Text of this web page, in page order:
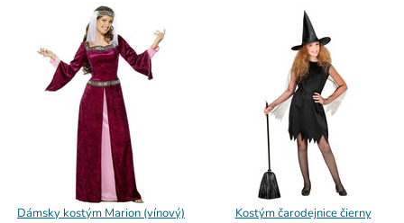
Dámsky kostým Marion (vínový)
Kostým čarodejnice čierny